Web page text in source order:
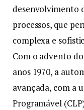
desenvolvimento
processos, que
complexa e
Com o advento
anos 1970, a
avançada, com a
Programável